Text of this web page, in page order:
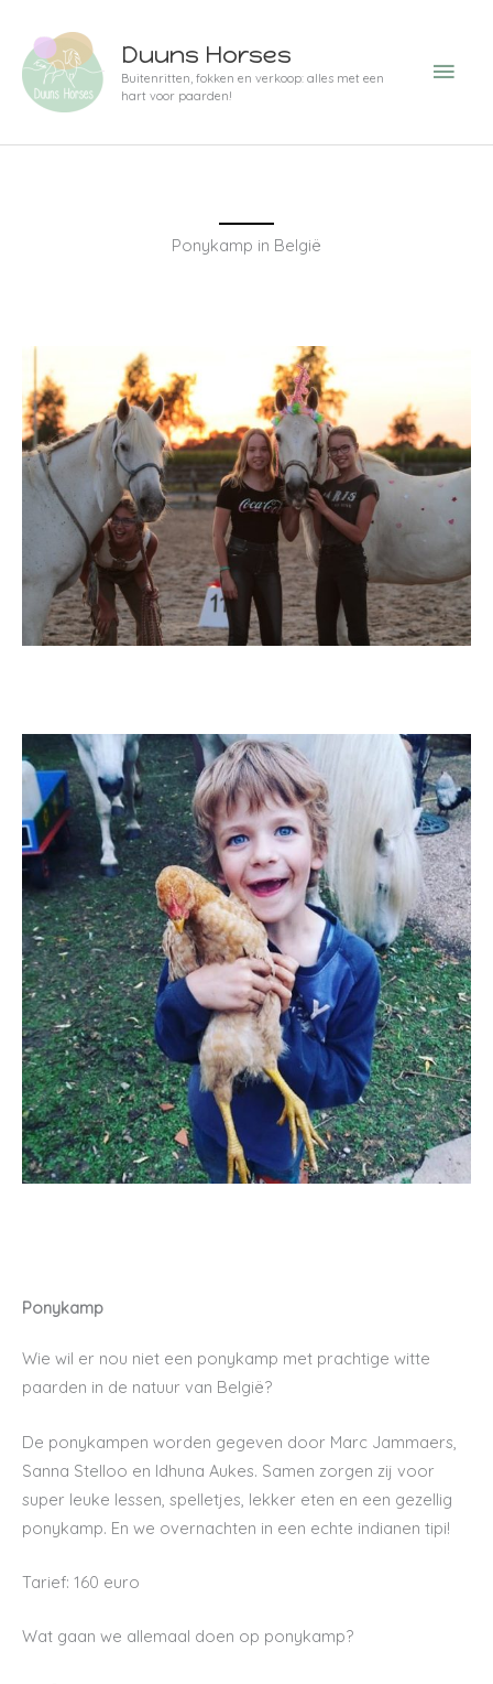
inhoud
Duuns Horses
Buitenritten, fokken en verkoop: alles met een
hart voor paarden!
Ponykamp in België
Ponykamp
Wie wil er nou niet een ponykamp met prachtige witte
paarden in de natuur van België?
De ponykampen worden gegeven door Marc Jammaers,
Sanna Stelloo en Idhuna Aukes. Samen zorgen zij voor
super leuke lessen, spelletjes, lekker eten en een gezellig
ponykamp. En we overnachten in een echte indianen tipi!
Tarief: 160 euro
Wat gaan we allemaal doen op ponykamp?